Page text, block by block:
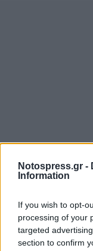
Notospress.gr -
Information
If you wish to opt-
processing of your
targeted
section to confirm